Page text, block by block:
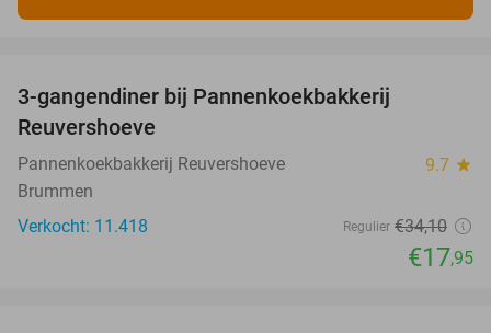
3-gangendiner bij Pannenkoekbakkerij
Reuvershoeve
Pannenkoekbakkerij Reuvershoeve 9.7 star
Brummen
Verkocht: 11.418
Regulier €34,10
€17,95